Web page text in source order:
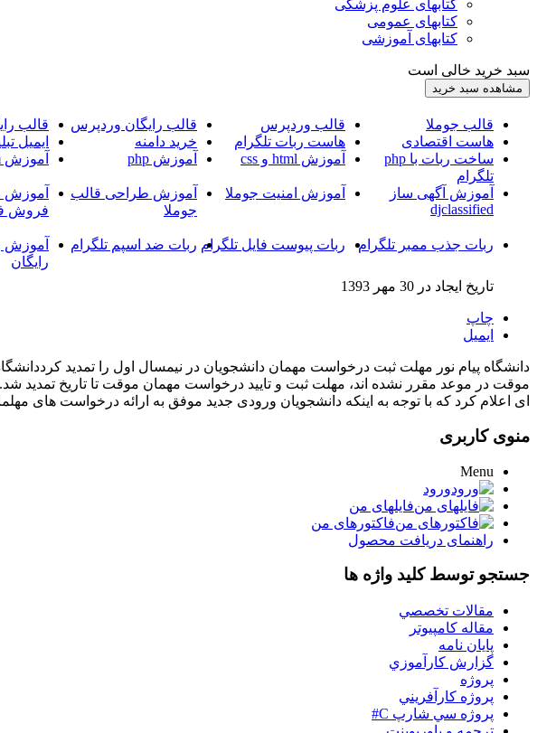
کتابهای علوم پزشکی
کتابهای عمومی
کتابهای آموزشی
سبد خرید خالی است
قالب جوملا قالب وردپرس قالب رایگان وردپرس قالب
هاست اقتصادی
هاست ربات تلگرام خرید دامنه ایمیل
ساخت ربات با php
تلگرام
آموزش html و css آموزش php آموزش rsform جوملا
آموزش آگهی ساز
djclassified
آموزش امنیت جوملا
آموزش طراحی قالب
جوملا
فروش
ربات جذب ممبر تلگرام
ربات پیوست فایل تلگرام ربات ضد اسپم تلگرام
رایگان
تاریخ ایجاد در 30 مهر 1393
چاپ
ایمیل
دانشگاه پیام نور مهلت ثبت درخواست مهمان دانشجویان در نیمسال اول را تمدید
موقت در موعد مقرر نشده اند، مهلت ثبت و تایید درخواست مهمان موقت تا تاریخ تمدید
ای اعلام کرد که با توجه به اینکه دانشجویان ورودی جدید موفق به ارائه درخواست های
منوی کاربری
Menu
ورود
فایلهای من
فاکتورهای من
راهنمای دریافت محصول
جستجو توسط کلید واژه ها
مقالات تخصصي
مقاله کامپیوتر
پایان نامه
گزارش کارآموزي
پروژه
پروژه کارآفريني
پروژه سي شارپ C#